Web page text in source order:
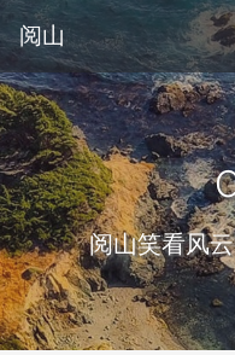
阅山
阅山笑看风